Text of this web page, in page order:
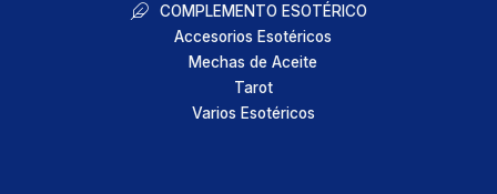
COMPLEMENTO ESOTÉRICO
Accesorios Esotéricos
Mechas de Aceite
Tarot
Varios Esotéricos